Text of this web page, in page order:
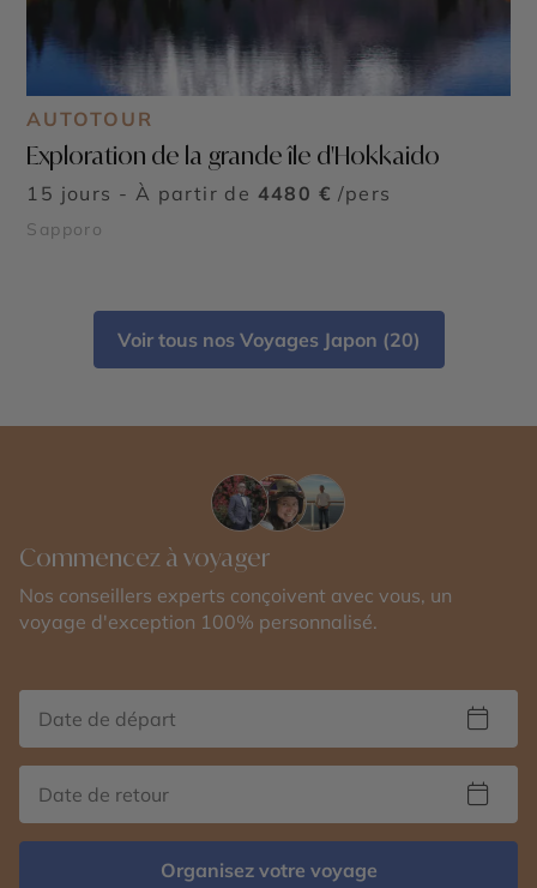
AUTOTOUR
Exploration de la grande île d'Hokkaido
15 jours - À partir de 4480 € /pers
Sapporo
Voir tous nos Voyages Japon (20)
Commencez à voyager
Nos conseillers experts conçoivent avec vous, un
voyage d'exception 100% personnalisé.
Organisez votre voyage